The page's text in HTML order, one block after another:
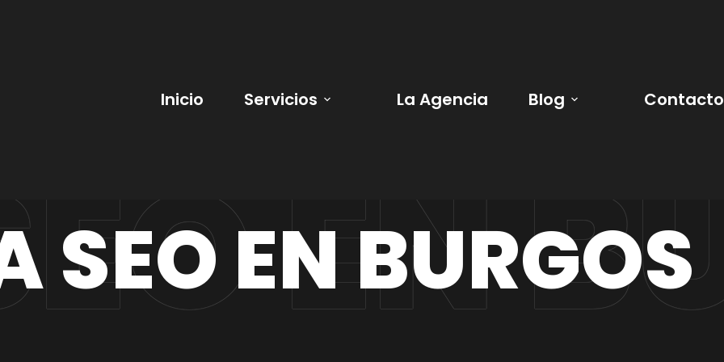
Inicio
Servicios La Agencia Blog Contacto
SEO EN BURGOS